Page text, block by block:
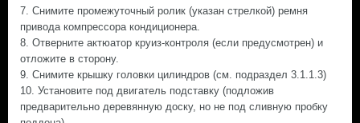
7. Снимите промежуточный ролик (указан стрелкой) ремня
привода компрессора кондиционера.
8. Отверните актюатор круиз-контроля (если предусмотрен) и
отложите в сторону.
9. Снимите крышку головки цилиндров (см. подраздел 3.1.1.3)
10. Установите под двигатель подставку (подложив
предварительно деревянную доску, но не под сливную пробку